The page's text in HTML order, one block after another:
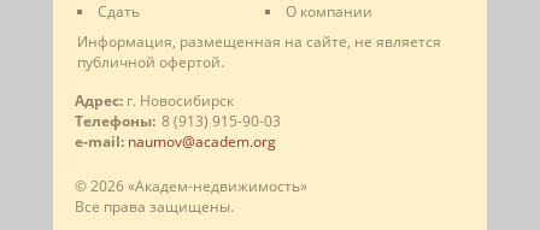
Сдать
О компании
Информация, размещенная на сайте, не является
публичной офертой.
Адрес: г. Новосибирск
Телефоны: 8 (913) 915-90-03
e-mail: naumov@academ.org
© 2026 «Академ-недвижимость»
Все права защищены.